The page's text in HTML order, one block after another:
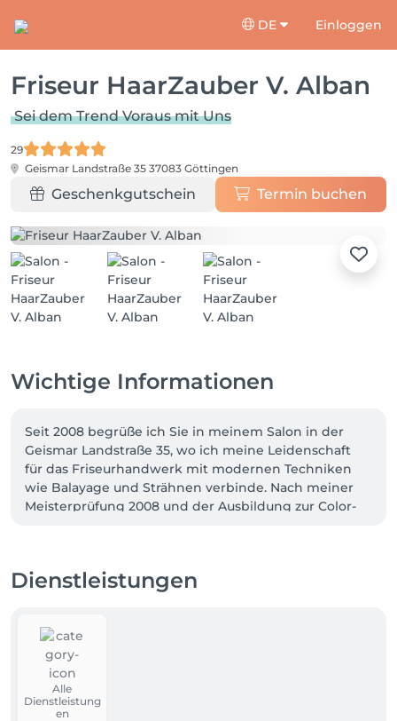
DE Einloggen
Friseur HaarZauber V. Alban
Sei dem Trend Voraus mit Uns
29
Geismar Landstraße 35 37083 Göttingen
Geschenkgutschein Termin buchen
Wichtige Informationen
Seit 2008 begrüße ich Sie in meinem Salon in der
Geismar Landstraße 35, wo ich meine Leidenschaft
für das Friseurhandwerk mit modernen Techniken
wie Balayage und Strähnen verbinde. Nach meiner
Meisterprüfung 2008 und der Ausbildung zur Color-
Besonders am Herzen liegen mir Naturlocken, deren
Weiterbildungen garantiere ich Ihnen stets aktuelle
Trends und höchste Qualität.
Ich freue mich darauf, Ihre Haarwünsche wahr
werden zu lassen!
Dienstleistungen
Alle
Dienstleistung
en